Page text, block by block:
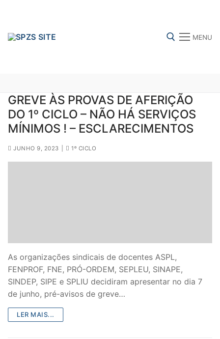
MENU
FENPROF CGTP-IN FRENTE COMUM
Sectores
PRÉ-ESCOLAR
1º CICLO
2º/3º CEB / SECUNDÁRIO
GREVE ÀS PROVAS DE AFERIÇÃO
DO 1º CICLO – NÃO HÁ SERVIÇOS
MÍNIMOS ! – ESCLARECIMENTOS
JUNHO 9, 2023 1º CICLO
As organizações sindicais de docentes ASPL,
FENPROF, FNE, PRÓ-ORDEM, SEPLEU, SINAPE,
SINDEP, SIPE e SPLIU decidiram apresentar no dia 7
de junho, pré-avisos de greve…
LER MAIS...